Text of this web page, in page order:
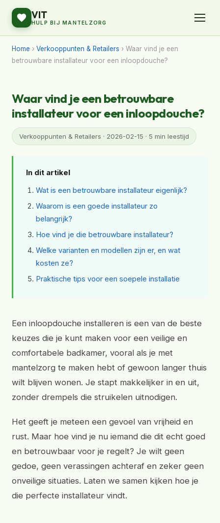
VIT
HULP BIJ MANTELZORG
Home › Verkooppunten & Retailers › Waar vind je een
betrouwbare installateur voor een inloopdouche?
Waar vind je een betrouwbare
installateur voor een inloopdouche?
Verkooppunten & Retailers · 2026-02-15 · 5 min leestijd
In dit artikel
Wat is een betrouwbare installateur eigenlijk?
Waarom is een goede installateur zo
belangrijk?
Hoe vind je die betrouwbare installateur?
Welke varianten en modellen zijn er, en wat
kosten ze?
Praktische tips voor een soepele installatie
Een inloopdouche installeren is een van de beste
keuzes die je kunt maken voor een veilige en
comfortabele badkamer, vooral als je met
mantelzorg te maken hebt of gewoon langer thuis
wilt blijven wonen. Je stapt makkelijker in en uit,
zonder drempels die struikelen uitnodigen.
Het geeft je meteen een gevoel van vrijheid en
rust. Maar hoe vind je nu iemand die dit echt goed
en betrouwbaar voor je regelt? Je wilt geen
gedoe, geen verassingen achteraf en zeker geen
onveilige situaties. Laten we samen kijken hoe je
die perfecte installateur vindt.